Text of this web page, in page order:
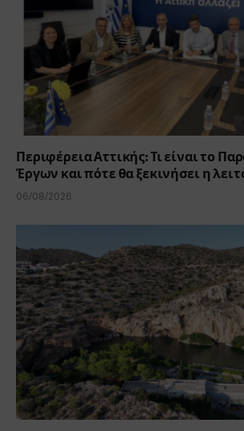
Περιφέρεια Αττικής: Τι είναι το
Έργων και πότε θα ξεκινήσει η
06/08/2026